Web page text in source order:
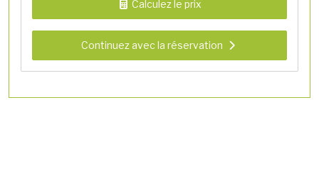
Calculez le prix
Continuez avec la réservation